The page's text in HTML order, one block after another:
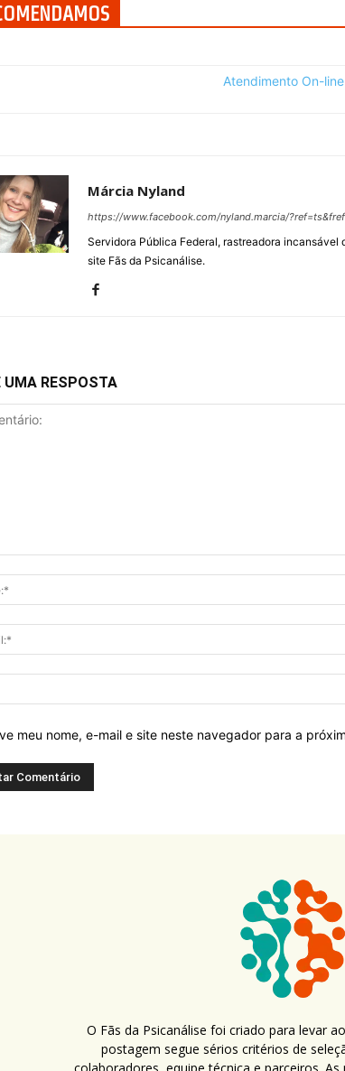
Márcia Nyland
https://www.facebook.com/nyland.marcia/
Servidora Pública Federal, rastreadora
site Fãs da Psicanálise.
UMA RESPOSTA
meu nome, e-mail e site neste navegador para a
O Fãs da Psicanálise foi criado para levar
postagem segue sérios critérios de
colaboradores, equipe técnica e parceiros.